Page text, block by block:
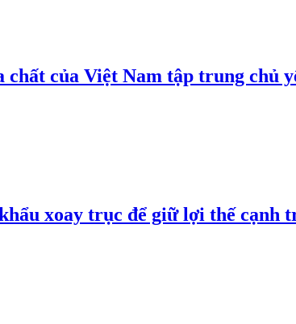
chất của Việt Nam tập trung chủ
xoay trục để giữ lợi thế cạnh